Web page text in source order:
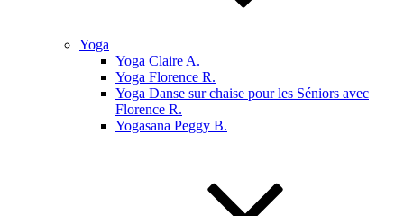
Yoga
Yoga Claire A.
Yoga Florence R.
Yoga Danse sur chaise pour les Séniors avec
Florence R.
Yogasana Peggy B.